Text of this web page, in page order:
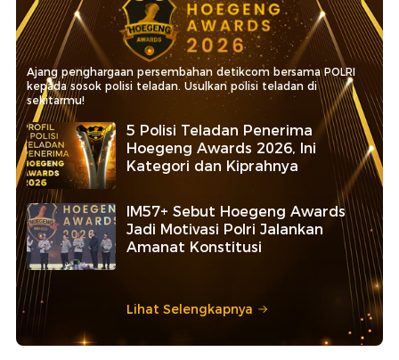
Ajang penghargaan persembahan detikcom bersama POLRI
kepada sosok polisi teladan. Usulkan polisi teladan di
sekitarmu!
5 Polisi Teladan Penerima
Hoegeng Awards 2026, Ini
Kategori dan Kiprahnya
IM57+ Sebut Hoegeng Awards
Jadi Motivasi Polri Jalankan
Amanat Konstitusi
Lihat Selengkapnya